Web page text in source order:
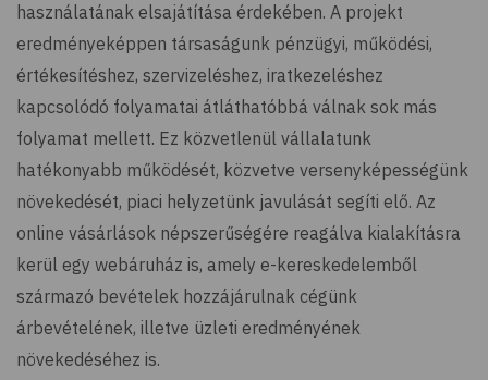
használatának elsajátítása érdekében. A projekt
eredményeképpen társaságunk pénzügyi, működési,
értékesítéshez, szervizeléshez, iratkezeléshez
kapcsolódó folyamatai átláthatóbbá válnak sok más
folyamat mellett. Ez közvetlenül vállalatunk
hatékonyabb működését, közvetve versenyképességünk
növekedését, piaci helyzetünk javulását segíti elő. Az
online vásárlások népszerűségére reagálva kialakításra
kerül egy webáruház is, amely e-kereskedelemből
származó bevételek hozzájárulnak cégünk
árbevételének, illetve üzleti eredményének
növekedéséhez is.